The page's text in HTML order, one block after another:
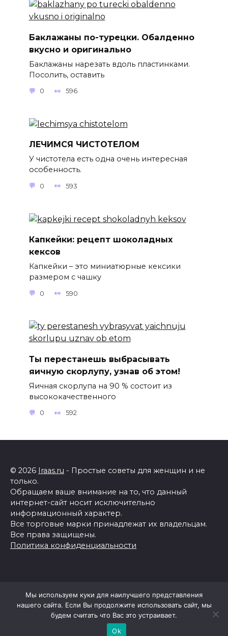
Баклажаны по-турецки. Обалденно
вкусно и оригинально
Баклажаны нарезать вдоль пластинками.
Посолить, оставить
0 596
ЛЕЧИМСЯ ЧИСТОТЕЛОМ
У чистотела есть одна очень интересная
особенность.
0 593
Капкейки: рецепт шоколадных
кексов
Капкейки – это миниатюрные кексики
размером с чашку
0 590
Ты перестанешь выбрасывать
яичную скорлупу, узнав об этом!
Яичная скорлупа на 90 % состоит из
высококачественного
0 592
© 2026 Iraas.ru - Простые советы для женщин и не
только.
Обращаем ваше внимание на то, что данный
интернет-сайт носит исключительно
информационный характер.
Все торговые марки принадлежат их владельцам.
Все права защищены.
Политика конфиденциальности
Мы используем куки для наилучшего представления
нашего сайта. Если Вы продолжите использовать сайт, мы
будем считать что Вас это устраивает.
Ok